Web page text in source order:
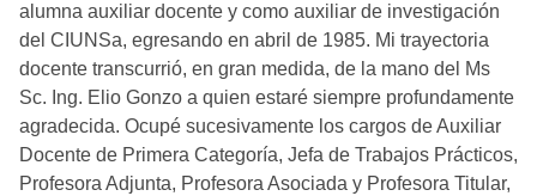
alumna auxiliar docente y como auxiliar de investigación
del CIUNSa, egresando en abril de 1985. Mi trayectoria
docente transcurrió, en gran medida, de la mano del Ms
Sc. Ing. Elio Gonzo a quien estaré siempre profundamente
agradecida. Ocupé sucesivamente los cargos de Auxiliar
Docente de Primera Categoría, Jefa de Trabajos Prácticos,
Profesora Adjunta, Profesora Asociada y Profesora Titular,